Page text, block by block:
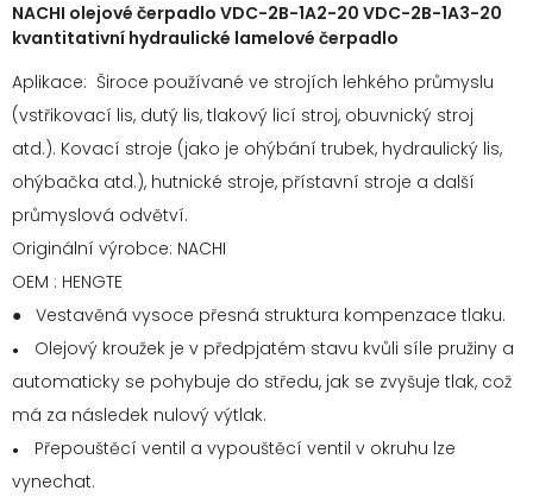
NACHI olejové čerpadlo VDC-2B-1A2-20 VDC-2B-1A3-20
kvantitativní hydraulické lamelové čerpadlo
Aplikace: Široce používané ve strojích lehkého průmyslu
(vstřikovací lis, dutý lis, tlakový licí stroj, obuvnický stroj
atd.). Kovací stroje (jako je ohýbání trubek, hydraulický lis,
ohýbačka atd.), hutnické stroje, přístavní stroje a další
průmyslová odvětví.
Originální výrobce: NACHI
OEM : HENGTE
● Vestavěná vysoce přesná struktura kompenzace tlaku.
●
Olejový kroužek je v předpjatém stavu kvůli síle pružiny a
automaticky se pohybuje do středu, jak se zvyšuje tlak, což
má za následek nulový výtlak.
●
Přepouštěcí ventil a vypouštěcí ventil v okruhu lze
vynechat.